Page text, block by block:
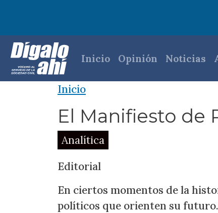
Navegación
Inicio Opinión Noticias
Inicio
El Manifiesto de
Analítica
Editorial
En ciertos momentos de la
políticos que orienten su